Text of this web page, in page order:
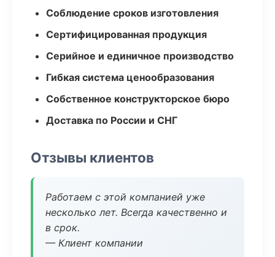
Соблюдение сроков изготовления
Сертифицированная продукция
Серийное и единичное производство
Гибкая система ценообразования
Собственное конструкторское бюро
Доставка по России и СНГ
Отзывы клиентов
Работаем с этой компанией уже
несколько лет. Всегда качественно и
в срок.
— Клиент компании